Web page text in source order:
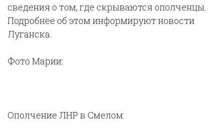
сведения о том, где скрываются ополченцы.
Подробнее об этом информируют новости
Луганска.
Фото Марии:
Ополчение ЛНР в Смелом: